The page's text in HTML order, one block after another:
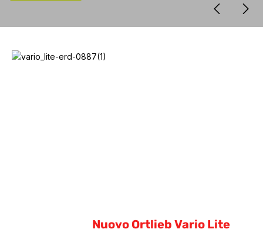
Nuovo Ortlieb Vario Lite
Nuovo Ortlieb Vario Lite